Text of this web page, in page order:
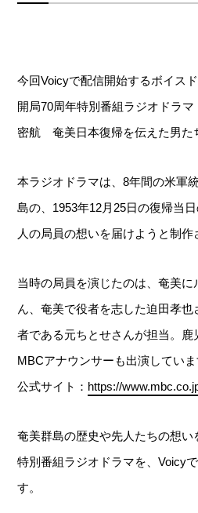
今回Voicyで配信開始するボイス
開局70周年特別番組ラジオドラ
密航 奄美日本復帰を伝えた男た
本ラジオドラマは、8年間の米軍
島の、1953年12月25日の復帰当
人の局員の想いを届けようと制作
当時の局員を演じたのは、奄美に
ん、奄美で役者を志した迫田孝
者である元ちとせさんが担当。
MBCアナウンサーも出演していま
公式サイト： https://
奄美群島の歴史や先人たちの想
特別番組ラジオドラマを、Voicy
す。